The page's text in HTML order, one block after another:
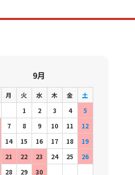
9月
月 火 水 木 金
土
1
2 3 4
5
7 8 9 10 11
12
14 15 16 17 18
19
21 22 23 24 25
26
28 29 30